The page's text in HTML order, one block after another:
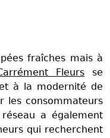
fraîches mais à
Fleurs se
à la modernité de
les consommateurs
a également
qui recherchent